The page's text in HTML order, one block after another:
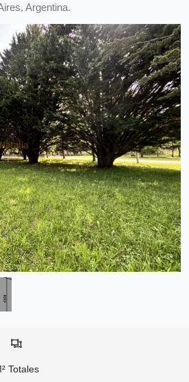
Argentina.
Totales